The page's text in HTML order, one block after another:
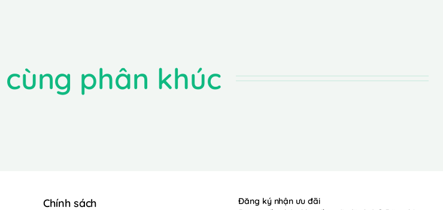
phân khúc
Chính sách
Đăng ký nhận ưu đãi